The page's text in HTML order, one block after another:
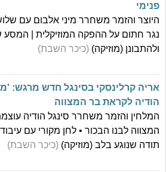
פנימי
היוצר והזמר משחרר מיני אלבום עם
נגר חתום על ההפקה המוזיקלית | המסע
ולהתבונן (מוזיקה) (כיכר השבת)
אריה קרלינסקי בסינגל חדש מרגש:
הודיה לקראת בר המצווה
המלחין והזמר משחרר סינגל הודיה
המצווה לבנו הבכור • לחן מקורי עם
תודה שנוגע בלב (מוזיקה) (כיכר השבת)